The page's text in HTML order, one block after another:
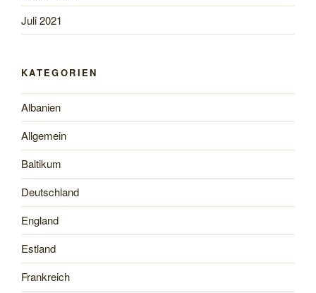
Juli 2021
KATEGORIEN
Albanien
Allgemein
Baltikum
Deutschland
England
Estland
Frankreich